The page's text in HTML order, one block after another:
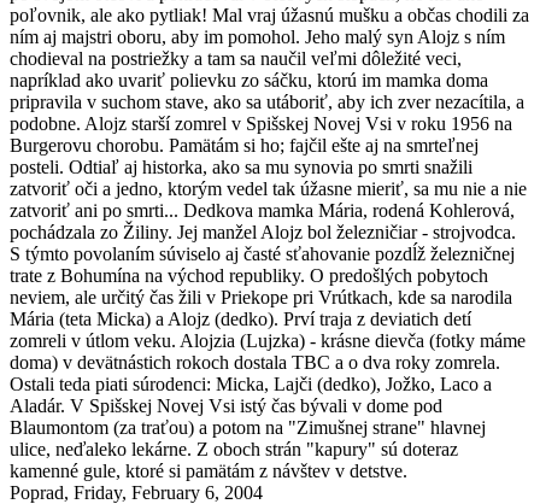
poľovnik, ale ako pytliak! Mal vraj úžasnú mušku a občas chodili za
ním aj majstri oboru, aby im pomohol. Jeho malý syn Alojz s ním
chodieval na postriežky a tam sa naučil veľmi dôležité veci,
napríklad ako uvariť polievku zo sáčku, ktorú im mamka doma
pripravila v suchom stave, ako sa utáboriť, aby ich zver nezacítila, a
podobne. Alojz starší zomrel v Spišskej Novej Vsi v roku 1956 na
Burgerovu chorobu. Pamätám si ho; fajčil ešte aj na smrteľnej
posteli. Odtiaľ aj historka, ako sa mu synovia po smrti snažili
zatvoriť oči a jedno, ktorým vedel tak úžasne mieriť, sa mu nie a nie
zatvoriť ani po smrti... Dedkova mamka Mária, rodená Kohlerová,
pochádzala zo Žiliny. Jej manžel Alojz bol železničiar - strojvodca.
S týmto povolaním súviselo aj časté sťahovanie pozdĺž železničnej
trate z Bohumína na východ republiky. O predošlých pobytoch
neviem, ale určitý čas žili v Priekope pri Vrútkach, kde sa narodila
Mária (teta Micka) a Alojz (dedko). Prví traja z deviatich detí
zomreli v útlom veku. Alojzia (Lujzka) - krásne dievča (fotky máme
doma) v devätnástich rokoch dostala TBC a o dva roky zomrela.
Ostali teda piati súrodenci: Micka, Lajči (dedko), Jožko, Laco a
Aladár. V Spišskej Novej Vsi istý čas bývali v dome pod
Blaumontom (za traťou) a potom na "Zimušnej strane" hlavnej
ulice, neďaleko lekárne. Z oboch strán "kapury" sú doteraz
kamenné gule, ktoré si pamätám z návštev v detstve.
Poprad, Friday, February 6, 2004